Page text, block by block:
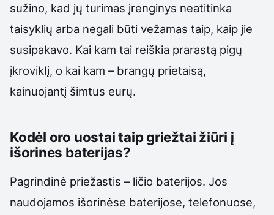
sužino, kad jų turimas įrenginys neatitinka
taisyklių arba negali būti vežamas taip, kaip jie
susipakavo. Kai kam tai reiškia prarastą pigų
įkroviklį, o kai kam – brangų prietaisą,
kainuojantį šimtus eurų.
Kodėl oro uostai taip griežtai žiūri į
išorines baterijas?
Pagrindinė priežastis – ličio baterijos. Jos
naudojamos išorinėse baterijose, telefonuose,